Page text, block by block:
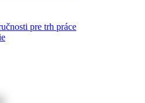
pre trh práce